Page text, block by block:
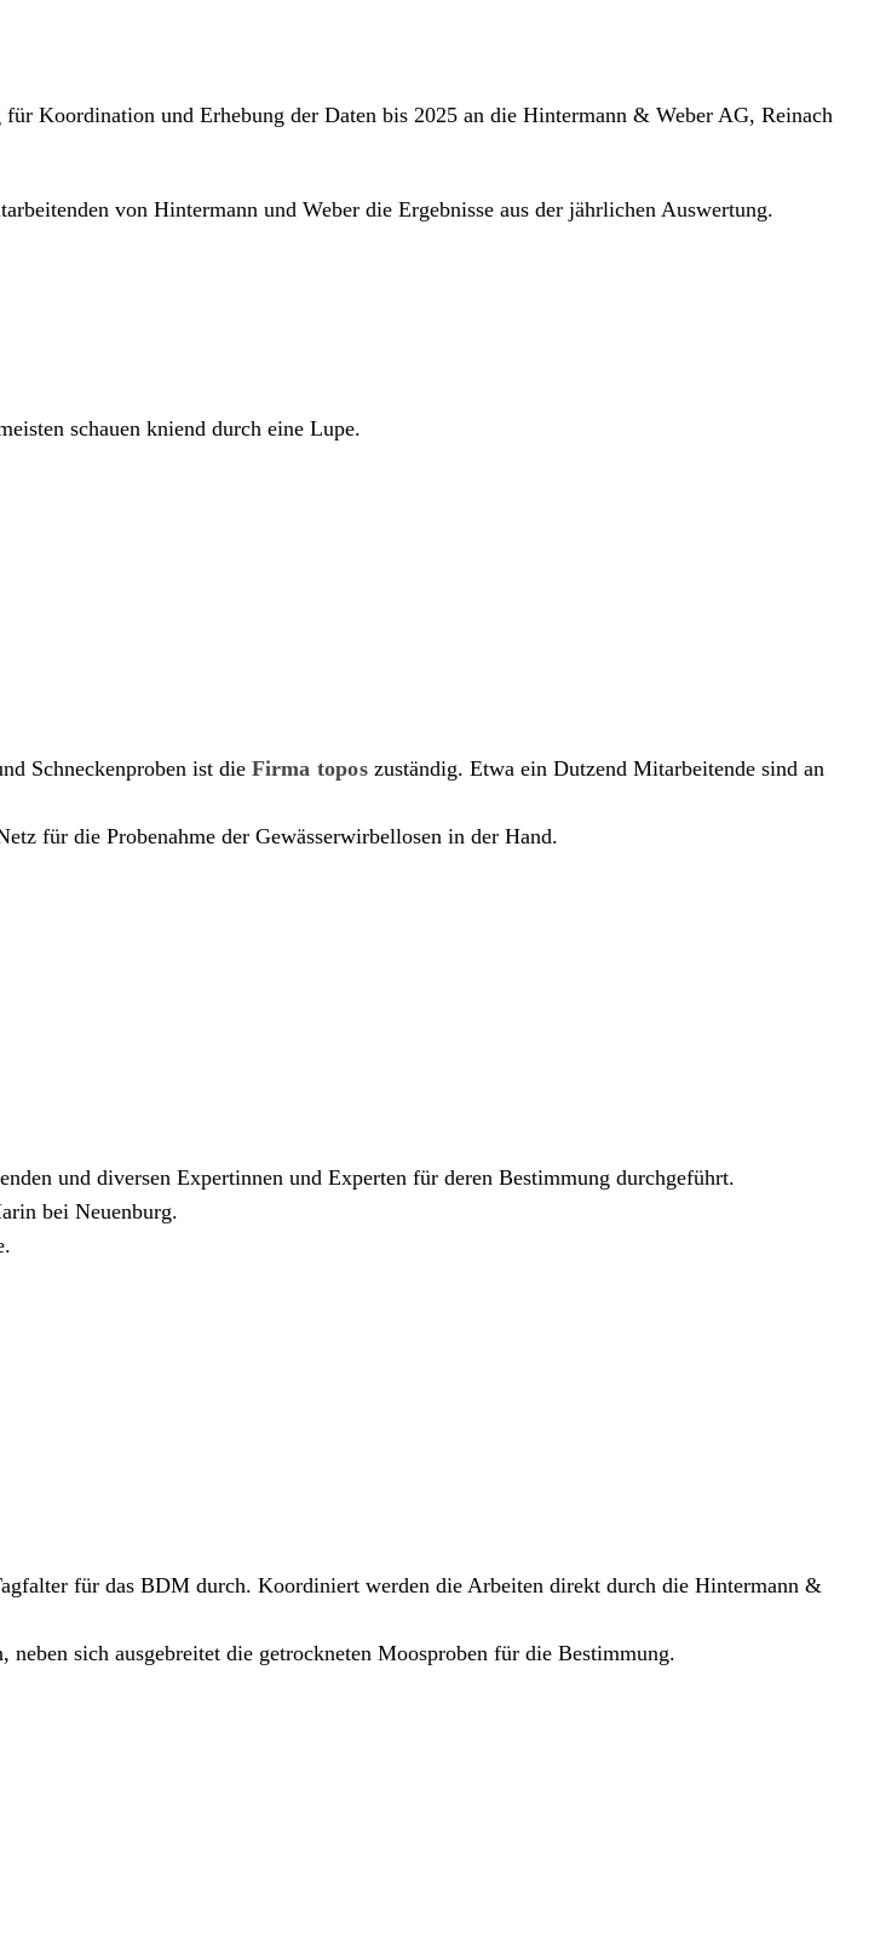
Koordination und Erhebung der Daten bis 2025 an die Hintermann & Weber AG, Reinach
Schneckenproben ist die Firma toposzuständig. Etwa ein Dutzend Mitarbeitende sind an
und diversen Expertinnen und Experten für deren Bestimmung durchgeführt.
bei Neuenburg.
für das BDM durch. Koordiniert werden die Arbeiten direkt durch die Hintermann &